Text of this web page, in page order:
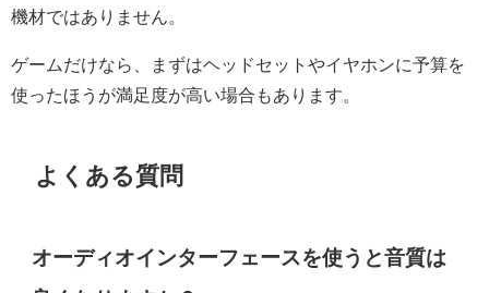
機材ではありません。
ゲームだけなら、まずはヘッドセットやイヤホンに予算を
使ったほうが満足度が高い場合もあります。
よくある質問
オーディオインターフェースを使うと音質は